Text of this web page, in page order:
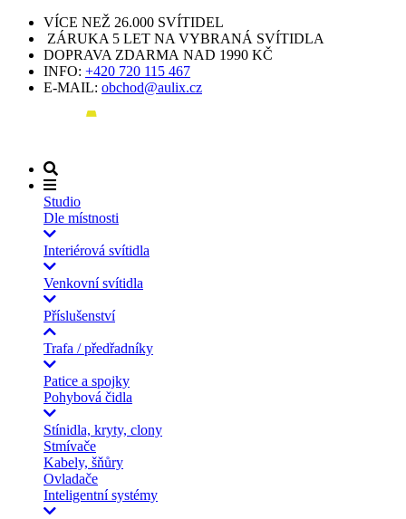
VÍCE NEŽ 26.000 SVÍTIDEL
ZÁRUKA 5 LET NA VYBRANÁ SVÍTIDLA
DOPRAVA ZDARMA NAD 1990 KČ
INFO: +420 720 115 467
E-MAIL: obchod@aulix.cz
Studio
Dle místnosti
Interiérová svítidla
Venkovní svítidla
Příslušenství
Trafa / předřadníky
Patice a spojky
Pohybová čidla
Stínidla, kryty, clony
Stmívače
Kabely, šňůry
Ovladače
Inteligentní systémy